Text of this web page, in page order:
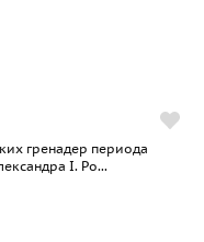
гренадер периода
I. Ро...